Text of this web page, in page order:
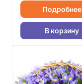
Подробнее
В корзину